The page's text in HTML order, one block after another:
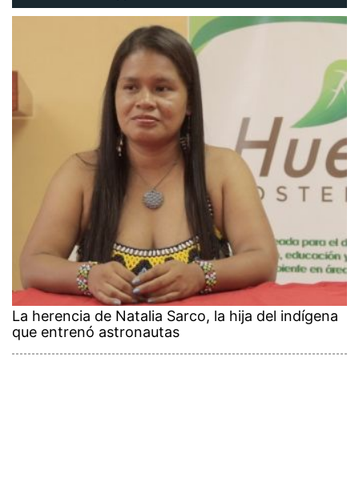
La herencia de Natalia Sarco, la hija del indígena
que entrenó astronautas